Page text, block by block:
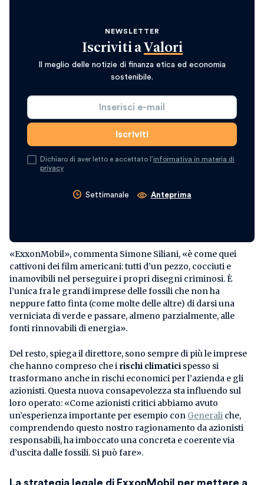
NEWSLETTER
Iscriviti a Valori
Il meglio delle notizie di finanza etica ed economia
sostenibile.
Dichiaro di aver letto e accettato l’informativa in materia di
privacy
Settimanale Anteprima
«ExxonMobil», commenta Simone Siliani, «è come quei
cattivoni dei film americani: tutti d’un pezzo, cocciuti e
inamovibili nel perseguire i propri disegni criminosi. È
l’unica fra le grandi imprese delle fossili che non ha
neppure fatto finta (come molte delle altre) di darsi una
verniciata di verde e passare, almeno parzialmente, alle
fonti rinnovabili di energia».
Del resto, spiega il direttore, sono sempre di più le imprese
che hanno compreso che i rischi climatici spesso si
trasformano anche in rischi economici per l’azienda e gli
azionisti. Questa nuova consapevolezza sta influendo sul
loro operato: «Come azionisti critici abbiamo avuto
un’esperienza importante per esempio con Generali che,
comprendendo questo nostro ragionamento da azionisti
responsabili, ha imboccato una concreta e coerente via
d’uscita dalle fossili. Si può fare».
La strategia legale di ExxonMobil per mettere a